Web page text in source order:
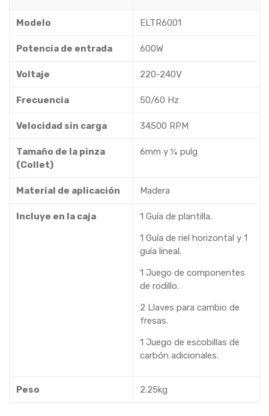
Modelo ELTR6001
Potencia de entrada 600W
Voltaje 220-240V
Frecuencia 50/60 Hz
Velocidad sin carga 34500 RPM
Tamaño de la pinza
(Collet)
6mm y ¼ pulg
Material de aplicación Madera
Incluye en la caja
1 Guía de plantilla.
1 Guía de riel horizontal y 1
guía lineal.
1 Juego de componentes
de rodillo.
2 Llaves para cambio de
fresas.
1 Juego de escobillas de
carbón adicionales.
Peso 2.25kg